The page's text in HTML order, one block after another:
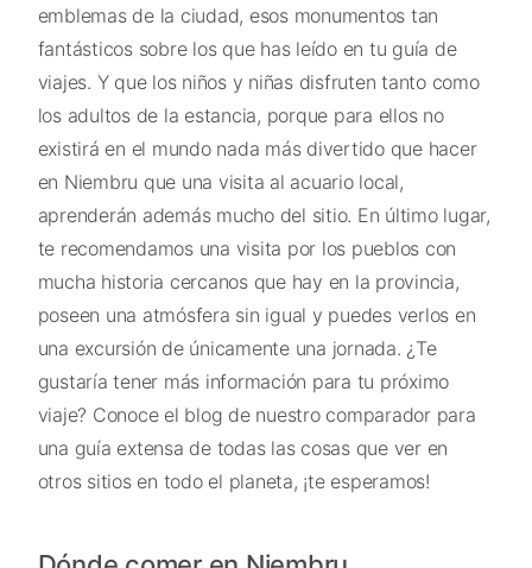
emblemas de la ciudad, esos monumentos tan
fantásticos sobre los que has leído en tu guía de
viajes. Y que los niños y niñas disfruten tanto como
los adultos de la estancia, porque para ellos no
existirá en el mundo nada más divertido que hacer
en Niembru que una visita al acuario local,
aprenderán además mucho del sitio. En último lugar,
te recomendamos una visita por los pueblos con
mucha historia cercanos que hay en la provincia,
poseen una atmósfera sin igual y puedes verlos en
una excursión de únicamente una jornada. ¿Te
gustaría tener más información para tu próximo
viaje? Conoce el blog de nuestro comparador para
una guía extensa de todas las cosas que ver en
otros sitios en todo el planeta, ¡te esperamos!